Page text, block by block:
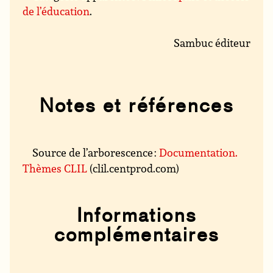
de l’éducation.
Sambuc éditeur
Notes et références
Source de l’arborescence :Documentation.
Thèmes CLIL (clil.centprod.com)
Informations
complémentaires